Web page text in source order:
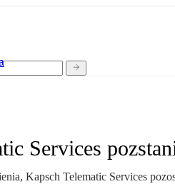
Services
Kapsch Telematic Services